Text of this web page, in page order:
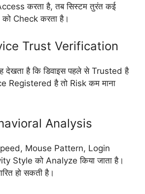
करता है, तब सिस्टम तुरंत कई
Check करता है।
Trust Verification
देखता है कि डिवाइस पहले से Trusted है
Registered है तो Risk कम माना
Analysis
Mouse Pattern, Login
Style को Analyze किया जाता है।
हो सकती है।